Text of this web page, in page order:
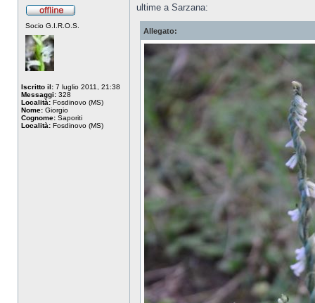
Socio G.I.R.O.S.
Iscritto il: 7 luglio 2011, 21:38
Messaggi: 328
Località: Fosdinovo (MS)
Nome: Giorgio
Cognome: Saporiti
Località: Fosdinovo (MS)
ultime a Sarzana:
Allegato: